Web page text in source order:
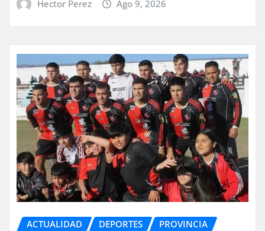
Hector Perez Ago 9, 2026
ACTUALIDAD DEPORTES PROVINCIA